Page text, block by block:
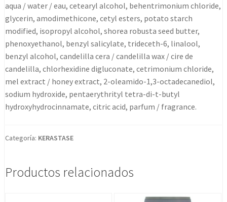
aqua / water / eau, cetearyl alcohol, behentrimonium chloride,
glycerin, amodimethicone, cetyl esters, potato starch
modified, isopropyl alcohol, shorea robusta seed butter,
phenoxyethanol, benzyl salicylate, trideceth-6, linalool,
benzyl alcohol, candelilla cera / candelilla wax / cire de
candelilla, chlorhexidine digluconate, cetrimonium chloride,
mel extract / honey extract, 2-oleamido-1,3-octadecanediol,
sodium hydroxide, pentaerythrityl tetra-di-t-butyl
hydroxyhydrocinnamate, citric acid, parfum / fragrance.
Categoría: KERASTASE
Productos relacionados